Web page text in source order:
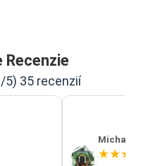
Recenzie
5) 35 recenzií
Michal Szabo
★★★